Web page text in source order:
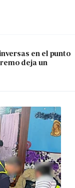
en el punto
deja un